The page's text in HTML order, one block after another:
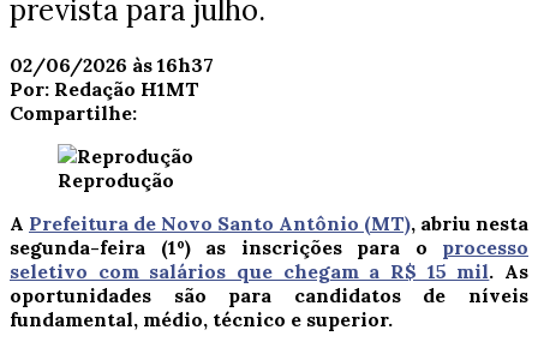
prevista para julho.
02/06/2026 às 16h37
Por: Redação H1MT
Compartilhe:
Reprodução
A Prefeitura de Novo Santo Antônio (MT), abriu nesta
segunda-feira (1º) as inscrições para o processo
seletivo com salários que chegam a R$ 15 mil. As
oportunidades são para candidatos de níveis
fundamental, médio, técnico e superior.